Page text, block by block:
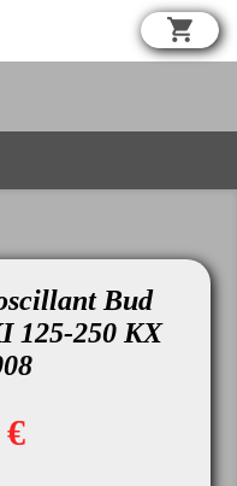
shopping_cart
Bud
125-250 KX